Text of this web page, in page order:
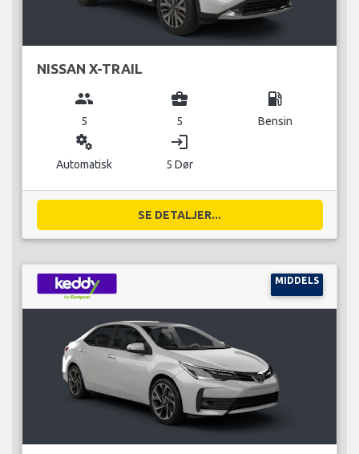
NISSAN X-TRAIL
group
5
business_center
5
local_gas_station
Bensin
miscellaneous_services
Automatisk
login
5 Dør
SE DETALJER...
MIDDELS